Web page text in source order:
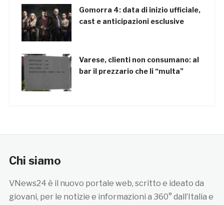
Gomorra 4: data di inizio ufficiale,
cast e anticipazioni esclusive
Varese, clienti non consumano: al
bar il prezzario che li “multa”
Chi siamo
VNews24 è il nuovo portale web, scritto e ideato da
giovani, per le notizie e informazioni a 360° dall’Italia e